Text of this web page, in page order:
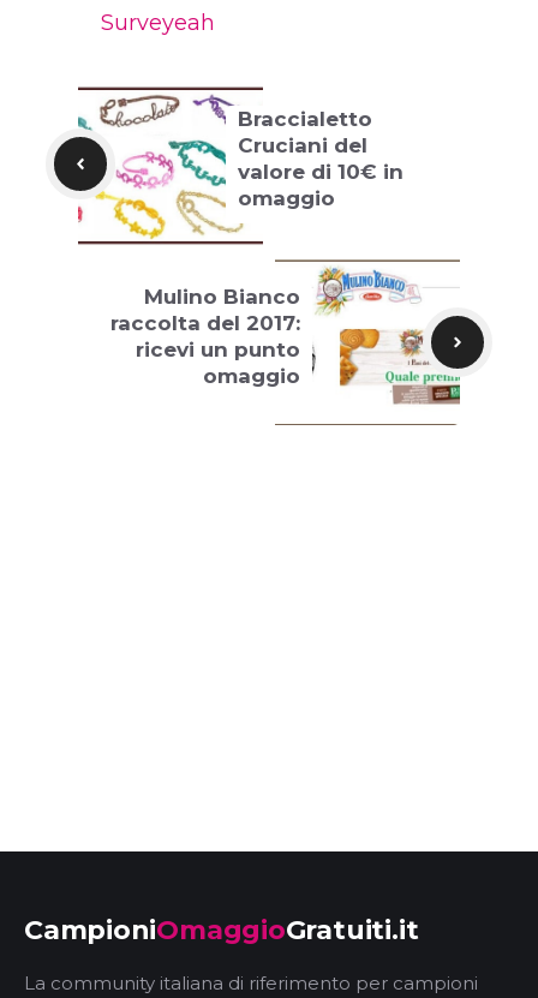
Surveyeah
Braccialetto
Cruciani del
valore di 10€ in
omaggio
Mulino Bianco
raccolta del 2017:
ricevi un punto
omaggio
CampioniOmaggioGratuiti.it
La community italiana di riferimento per campioni